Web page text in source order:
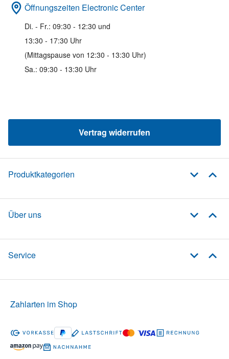
Öffnungszeiten Electronic Center
Di. - Fr.: 09:30 - 12:30 und
13:30 - 17:30 Uhr
(Mittagspause von 12:30 - 13:30 Uhr)
Sa.: 09:30 - 13:30 Uhr
Vertrag widerrufen
Produktkategorien
Über uns
Service
Zahlarten im Shop